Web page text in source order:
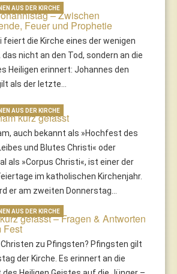
– Zwischen
Feuer und Prophetie
feiert die Kirche eines der wenigen
nicht an den Tod, sondern an die
Heiligen erinnert: Johannes den
als der letzte…
AUS DER KIRCHE
kurz gefasst
auch bekannt als »Hochfest des
und Blutes Christi« oder
als »Corpus Christi«, ist einer der
im katholischen Kirchenjahr.
er am zweiten Donnerstag…
AUS DER KIRCHE
gefasst – Fragen & Antworten
Fest
zu Pfingsten? Pfingsten gilt
der Kirche. Es erinnert an die
AUS DER KIRCHE